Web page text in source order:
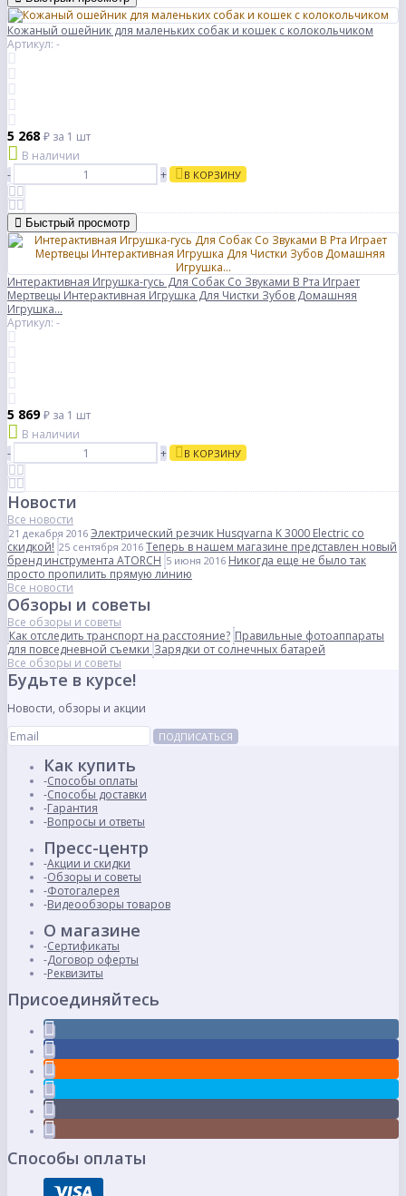
Кожаный ошейник для маленьких собак и кошек с колокольчиком
Артикул: -
5 268 ₽ за 1 шт
В наличии
-
+ В КОРЗИНУ
Быстрый просмотр
Интерактивная Игрушка-гусь Для Собак Со Звуками В Рта Играет
Мертвецы Интерактивная Игрушка Для Чистки Зубов Домашняя
Игрушка...
Артикул: -
5 869₽ за 1 шт
В наличии
-
+ В КОРЗИНУ
Новости
Все новости
21 декабря 2016 Электрический резчик Husqvarna K 3000 Electric со
скидкой! 25 сентября 2016 Теперь в нашем магазине представлен новый
бренд инструмента ATORCH 5 июня 2016 Никогда еще не было так
просто пропилить прямую линию
Все новости
Обзоры и советы
Все обзоры и советы
Как отследить транспорт на расстояние? Правильные фотоаппараты
для повседневной съемки Зарядки от солнечных батарей
Все обзоры и советы
Будьте в курсе!
Новости, обзоры и акции
ПОДПИСАТЬСЯ
Как купить
Способы оплаты
Способы доставки
Гарантия
Вопросы и ответы
Пресс-центр
Акции и скидки
Обзоры и советы
Фотогалерея
Видеообзоры товаров
О магазине
Сертификаты
Договор оферты
Реквизиты
Присоединяйтесь
Способы оплаты